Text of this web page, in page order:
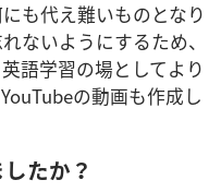
も代え難いものとなり
ないようにするため、
語学習の場としてより
の動画も作成し
たか？